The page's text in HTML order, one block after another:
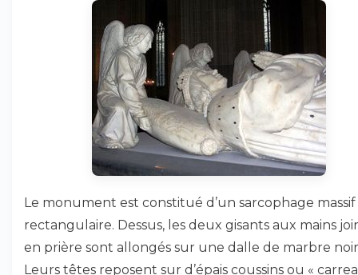
Le monument est constitué d’un sarcophage
rectangulaire. Dessus, les deux gisants aux mains
en prière sont allongés sur une dalle de marbre
Leurs têtes reposent sur d’épais coussins ou «